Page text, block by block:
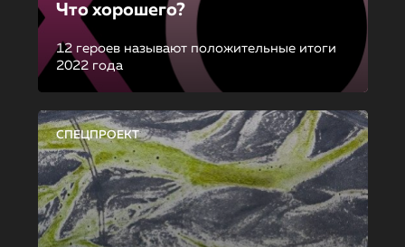
Что хорошего?
12 героев называют положительные итоги
2022 года
СПЕЦПРОЕКТ